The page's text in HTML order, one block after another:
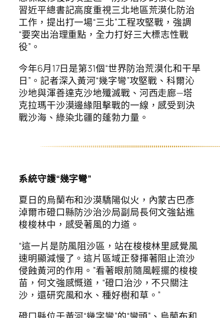
習近平總書記高度重視三北地區荒漠化防治
工作，提出打一場“三北”工程攻堅戰，強調
“要突出治理重點，全力打好三大標志性戰
役”。
今年6月17日是第31個“世界防治荒漠化和干旱
日”。記者深入黃河“幾字彎”攻堅戰、科爾沁
沙地與渾善達克沙地殲滅戰、河西走廊—塔
克拉瑪干沙漠邊緣阻擊戰的一線，感受到決
戰沙海、綠染北疆的蓬勃力量。
系統守護“幾字彎”
夏日的烏蘭布和沙漠驕陽似火，內蒙古巴彥
淖爾市磴口縣防沙治沙局副局長何文強鉆進
梭梭林中，感受著風的力道。
“這一片是防風阻沙區，站在梭梭林里感覺風
速明顯減慢了。這片區域正發揮著阻止流沙
侵蝕黃河的作用。”看著眼前隨風輕擺的梭梭
苗，何文強感慨道，“磴口治沙，不只關注
沙，還研究風和水、種好樹和草。”